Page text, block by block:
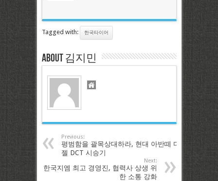
Tagged with: 한국타이어
About 김지민
Previous:
평범함을 괄목상대하라, 현대 아반떼 디
젤 DCT 시승기
Next:
한국지엠 최고 경영진, 협력사 상생 위
한 소통 강화